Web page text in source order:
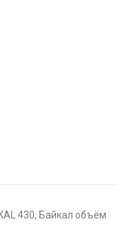
430, Байкал объём